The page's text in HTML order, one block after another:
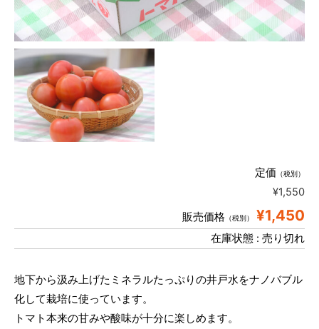
定価 （税別）
¥1,550
販売価格 （税別） ¥1,450
在庫状態 : 売り切れ
地下から汲み上げたミネラルたっぷりの井戸水をナノバブル
化して栽培に使っています。
トマト本来の甘みや酸味が十分に楽しめます。